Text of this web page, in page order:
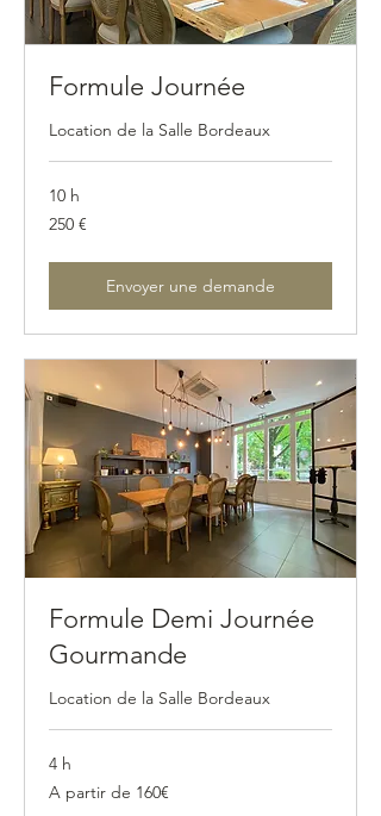
Formule Journée
Location de la Salle Bordeaux
10 h
250
euros
250 €
Envoyer une demande
Formule Demi Journée
Gourmande
Location de la Salle Bordeaux
4 h
A
partir
A partir de 160€